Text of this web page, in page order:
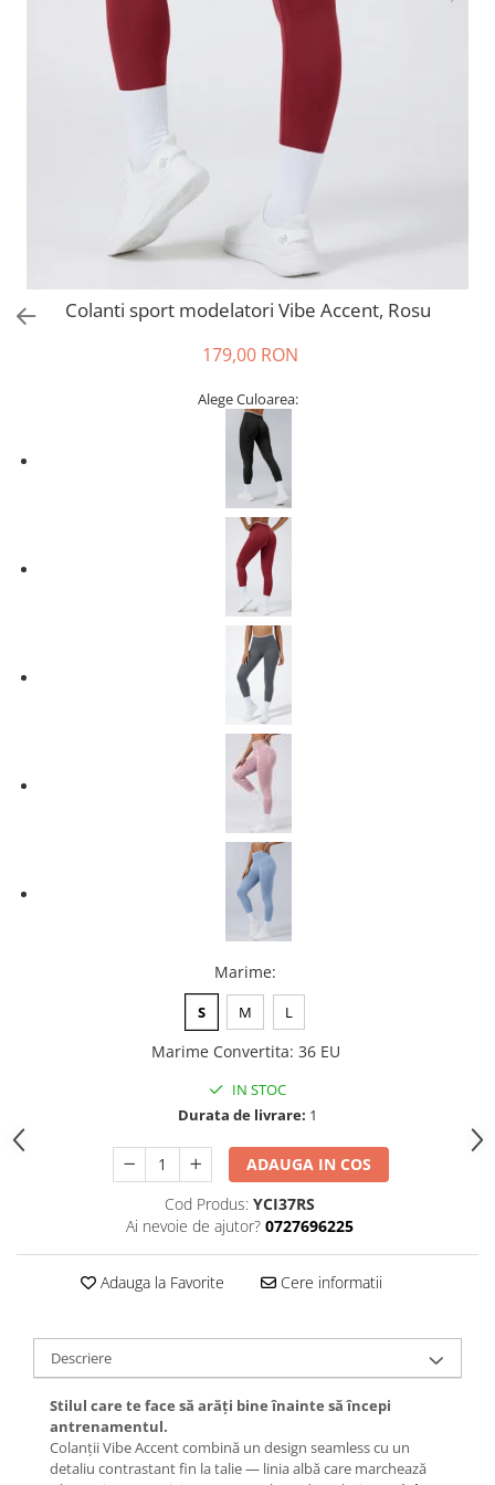
Colanti sport modelatori Vibe Accent, Rosu
179,00 RON
Alege Culoarea:
Marime:
S M L
Marime Convertita: 36 EU
IN STOC
Durata de livrare: 1
ADAUGA IN COS
Cod Produs: YCI37RS
Ai nevoie de ajutor? 0727696225
Adauga la Favorite Cere informatii
Descriere
Stilul care te face să arăți bine înainte să începi
antrenamentul.
Colanții Vibe Accent combină un design seamless cu un
detaliu contrastant fin la talie — linia albă care marchează